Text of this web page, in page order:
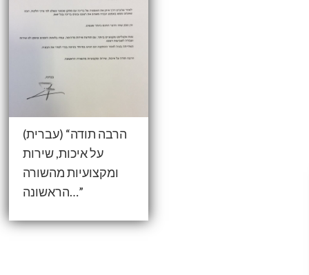
(עברית) “הרבה תודה
על איכות, שירות
ומקצועיות מהשורה
הראשונה…”